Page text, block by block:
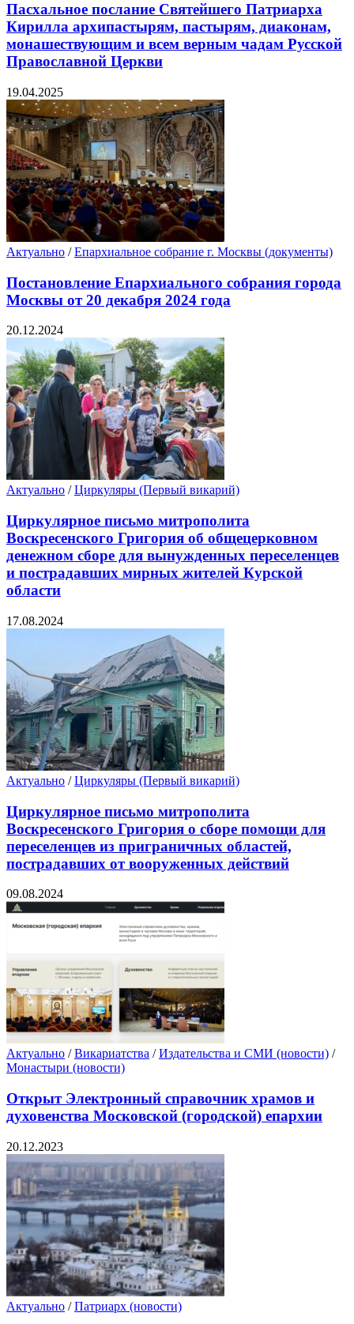
Пасхальное послание Святейшего Патриарха
Кирилла архипастырям, пастырям, диаконам,
монашествующим и всем верным чадам Русской
Православной Церкви
19.04.2025
Актуально /Епархиальное собрание г. Москвы (документы)
Постановление Епархиального собрания города
Москвы от 20 декабря 2024 года
20.12.2024
Актуально /Циркуляры (Первый викарий)
Циркулярное письмо митрополита
Воскресенского Григория об общецерковном
денежном сборе для вынужденных переселенцев
и пострадавших мирных жителей Курской
области
17.08.2024
Актуально /Циркуляры (Первый викарий)
Циркулярное письмо митрополита
Воскресенского Григория о сборе помощи для
переселенцев из приграничных областей,
пострадавших от вооруженных действий
09.08.2024
Актуально /Викариатства /Издательства и СМИ (новости) /
Монастыри (новости)
Открыт Электронный справочник храмов и
духовенства Московской (городской) епархии
20.12.2023
Актуально /Патриарх (новости)